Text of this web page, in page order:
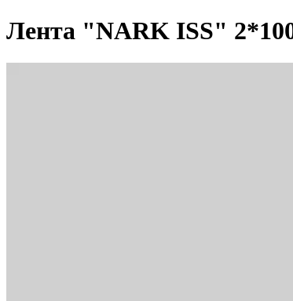
Лента "NARK ISS"